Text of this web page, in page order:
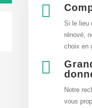

Si le lieu
rénové,
choix en

Notre
vous